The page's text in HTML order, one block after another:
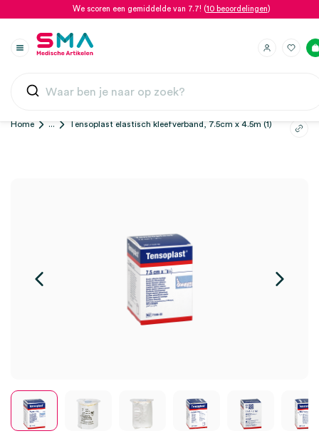
We scoren een gemiddelde van 7.7! (10 beoordelingen)
Home ... Tensoplast elastisch kleefverband, 7.5cm x 4.5m (1)